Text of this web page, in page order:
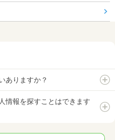
ありますか？
情報を探すことはできます